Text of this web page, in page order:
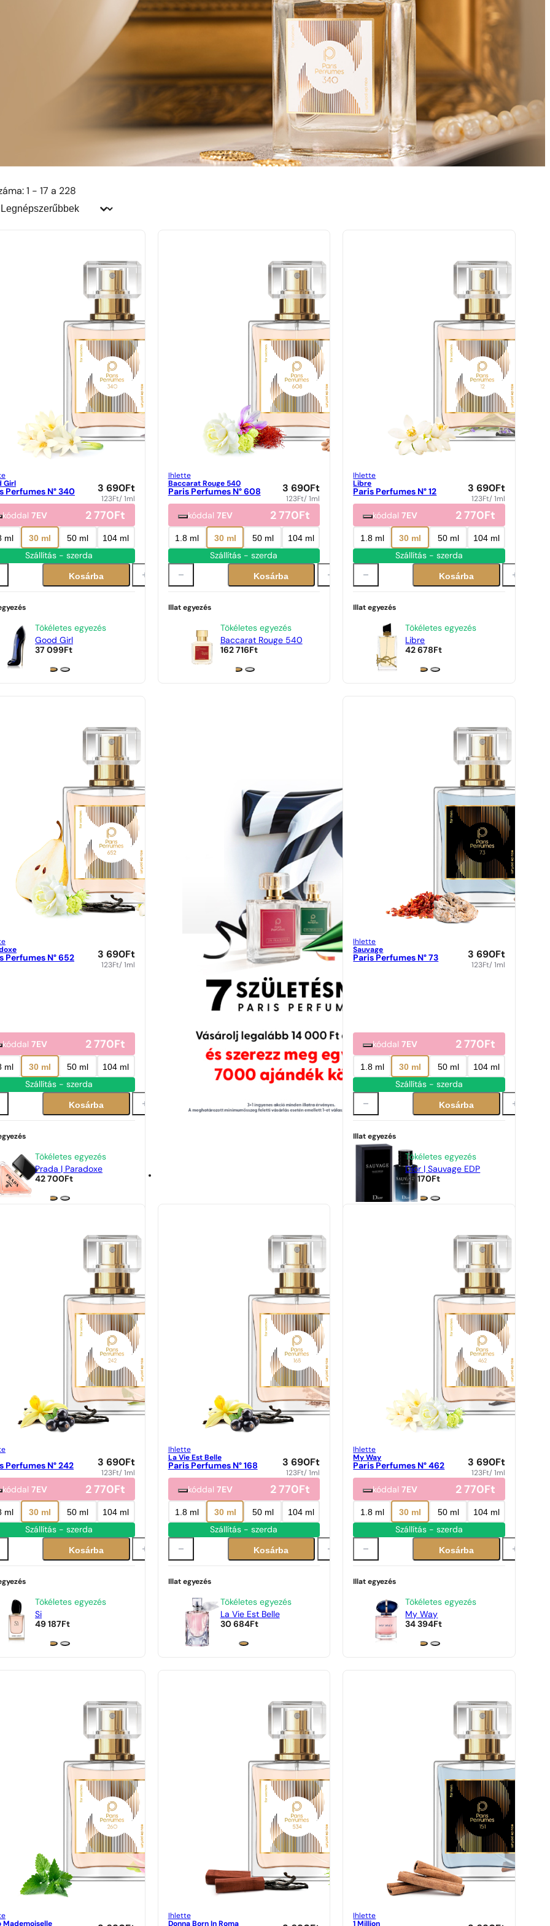
1 - 17 a 228
Girl
Perfumes N° 340 3 690Ft
123Ft/ 1ml
kóddal 7EV 2 770Ft
ml 30 ml 50 ml 104 ml
Szállítás - szerda
Kosárba
Tökéletes egyezés
Good Girl
37 099Ft
Ihlette
Baccarat Rouge 540
Paris Perfumes N° 608 3 690Ft
123Ft/ 1ml
kóddal 7EV 2 770Ft
1.8 ml 30 ml 50 ml 104 ml
Szállítás - szerda
Kosárba
Illat egyezés
Tökéletes egyezés
Baccarat Rouge 540
162 716Ft
Ihlette
Libre
Paris Perfumes N° 12 3 690Ft
123Ft/ 1ml
kóddal7EV 2 770Ft
1.8 ml 30 ml 50 ml 104 ml
Szállítás - szerda
Kosárba
Illat egyezés
Tökéletes egyezés
Libre
42 678Ft
Perfumes N° 652 3 690Ft
123Ft/ 1ml
kóddal 7EV 2 770Ft
ml 30 ml 50 ml 104 ml
Szállítás - szerda
Kosárba
Tökéletes egyezés
Prada | Paradoxe
42 700Ft
Ihlette
Sauvage
Paris Perfumes N° 73 3 690Ft
123Ft/ 1ml
kóddal7EV 2 770Ft
1.8 ml 30 ml 50 ml 104 ml
Szállítás - szerda
Kosárba
Illat egyezés
Tökéletes egyezés
Dior | Sauvage EDP
36 170Ft
Perfumes N° 242 3 690Ft
123Ft/ 1ml
kóddal 7EV 2 770Ft
ml 30 ml 50 ml 104 ml
Szállítás - szerda
Kosárba
Tökéletes egyezés
Si
49 187Ft
Ihlette
La Vie Est Belle
Paris Perfumes N° 168 3 690Ft
123Ft/ 1ml
kóddal 7EV 2 770Ft
1.8 ml 30 ml 50 ml 104 ml
Szállítás - szerda
Kosárba
Illat egyezés
Tökéletes egyezés
La Vie Est Belle
30 684Ft
Ihlette
My Way
Paris Perfumes N° 462 3 690Ft
123Ft/ 1ml
kóddal7EV 2 770Ft
1.8 ml 30 ml 50 ml 104 ml
Szállítás - szerda
Kosárba
Illat egyezés
Tökéletes egyezés
My Way
34 394Ft
Mademoiselle
Ihlette
Donna Born In Roma
Ihlette
1 Million